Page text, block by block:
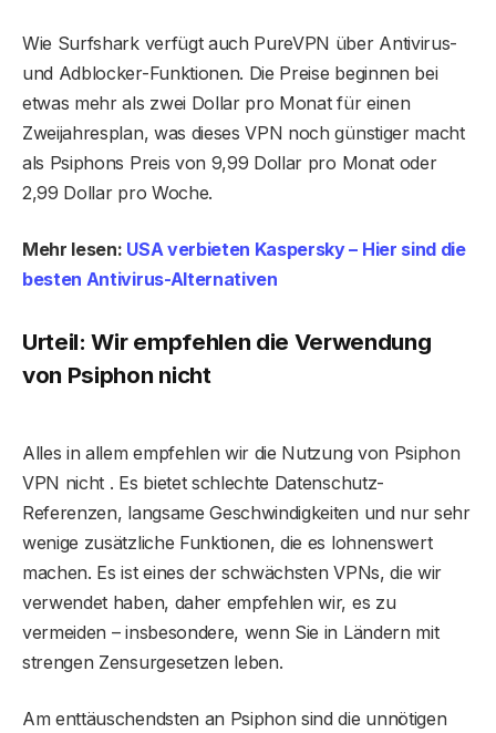
Wie Surfshark verfügt auch PureVPN über Antivirus-
und Adblocker-Funktionen. Die Preise beginnen bei
etwas mehr als zwei Dollar pro Monat für einen
Zweijahresplan, was dieses VPN noch günstiger macht
als Psiphons Preis von 9,99 Dollar pro Monat oder
2,99 Dollar pro Woche.
Mehr lesen: USA verbieten Kaspersky – Hier sind die
besten Antivirus-Alternativen
Urteil: Wir empfehlen die Verwendung
von Psiphon nicht
Alles in allem empfehlen wir die Nutzung von Psiphon
VPN nicht . Es bietet schlechte Datenschutz-
Referenzen, langsame Geschwindigkeiten und nur sehr
wenige zusätzliche Funktionen, die es lohnenswert
machen. Es ist eines der schwächsten VPNs, die wir
verwendet haben, daher empfehlen wir, es zu
vermeiden – insbesondere, wenn Sie in Ländern mit
strengen Zensurgesetzen leben.
Am enttäuschendsten an Psiphon sind die unnötigen